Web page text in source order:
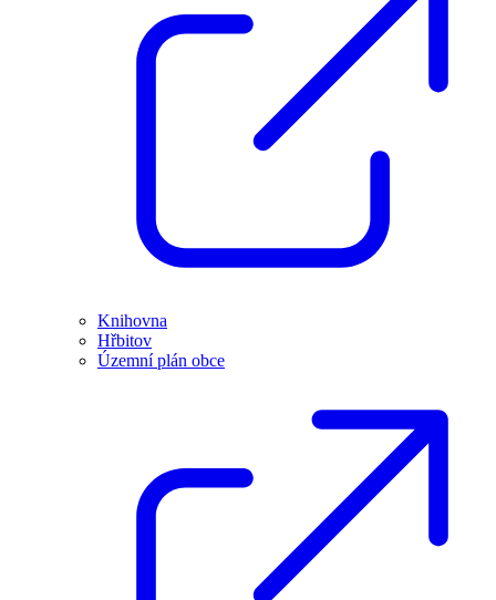
Knihovna
Hřbitov
Územní plán obce